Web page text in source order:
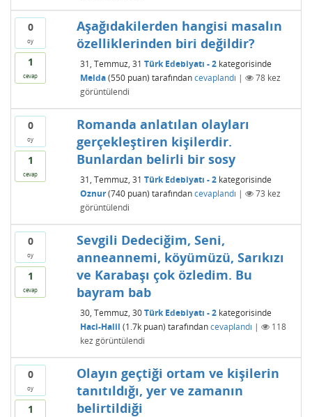
0
oy
1
cevap
Aşağıdakilerden hangisi masalın
özelliklerinden biri değildir?
31, Temmuz, 31 Türk Edebiyatı - 2kategorisinde
Melda (550puan) tarafından cevaplandı | 78kez
görüntülendi
0
oy
1
cevap
Romanda anlatılan olayları
gerçekleştiren kişilerdir.
Bunlardan belirli bir sosy
31, Temmuz, 31 Türk Edebiyatı - 2kategorisinde
Oznur (740puan) tarafından cevaplandı | 73 kez
görüntülendi
0
oy
1
cevap
Sevgili Dedeciğim, Seni,
anneannemi, köyümüzü, Sarıkızı
ve Karabaşı çok özledim. Bu
bayram bab
30, Temmuz, 30 Türk Edebiyatı - 2kategorisinde
Haci-Halil (1.7kpuan) tarafından cevaplandı |
118
kez görüntülendi
0
oy
1
Olayın geçtiği ortam ve kişilerin
tanıtıldığı, yer ve zamanın
belirtildiği